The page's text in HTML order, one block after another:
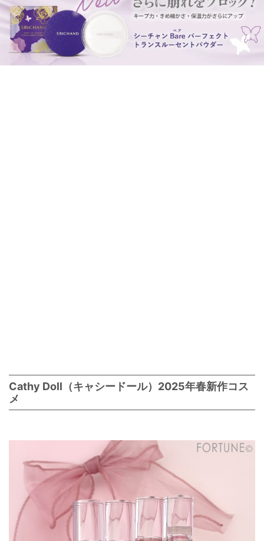
Cathy Doll（キャシードール）2025年春新作コス
メ